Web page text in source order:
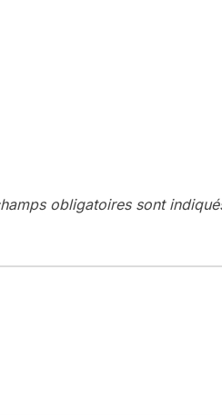
obligatoires sont